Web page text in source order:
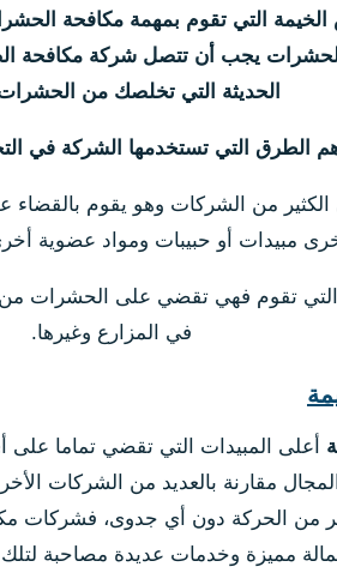
التي تقوم بمهمة مكافحة
يجب أن تتصل شركة مكافحة
الحديثة التي تخلصك من
الطرق التي تستخدمها الشركة في
من الشركات وهو يقوم بالقضاء
مبيدات أو حبيبات ومواد عضوية
تقوم فهي تقضي على الحشرات من
في المزارع وغيرها.
أعلى المبيدات التي تقضي تماما
مقارنة بالعديد من الشركات
من الحركة دون أي جدوى،
مميزة وخدمات عديدة مصاحبة